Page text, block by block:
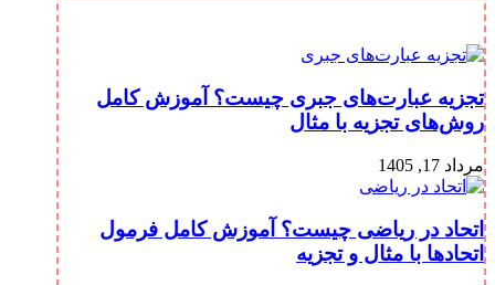
تجزیه عبارت‌های جبری چیست؟ آموزش کامل
روش‌های تجزیه با مثال
مرداد 17, 1405
اتحاد در ریاضی چیست؟ آموزش کامل فرمول
اتحادها با مثال و تجزیه